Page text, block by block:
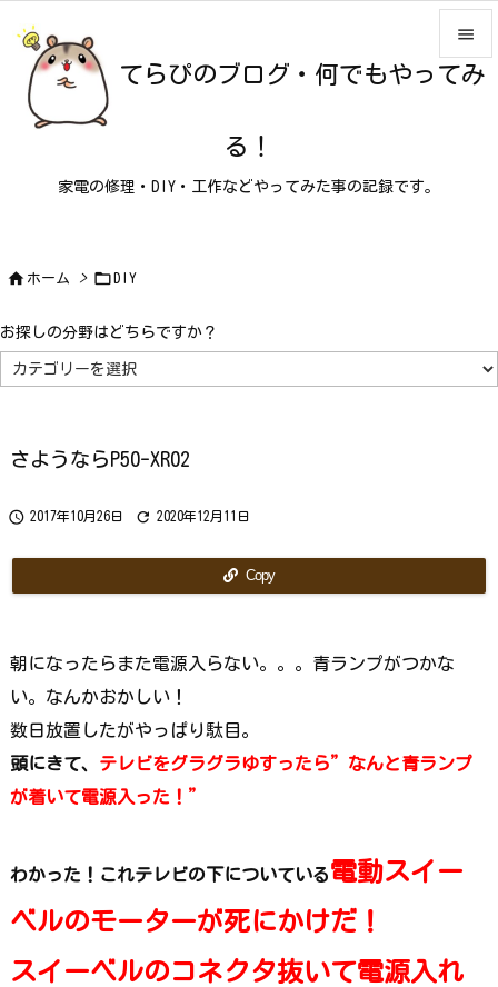


てらぴのブログ・何でもやってみ
る！
家電の修理・DIY・工作などやってみた事の記録です。
 ホーム > DIY
お探しの分野はどちらですか？
探
し
は
ど
で
さようならP50-XR02
 2017年10月26日  2020年12月11日
Copy
朝になったらまた電源入らない。。。青ランプがつかな
い。なんかおかしい！
数日放置したがやっぱり駄目。
頭にきて、 テレビをグラグラゆすったら”なんと青ランプ
が着いて電源入った！”
わかった！これテレビの下についている電動スイー
ベルのモーターが死にかけだ！
スイーベルのコネクタ抜いて電源入れ